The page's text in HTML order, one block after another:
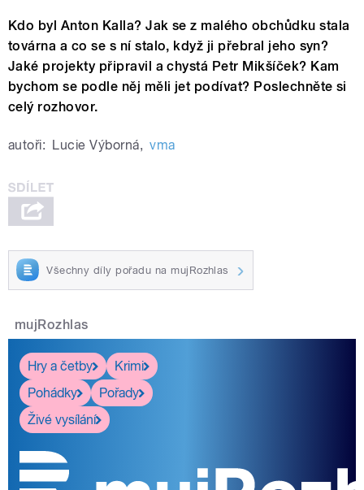
Kdo byl Anton Kalla? Jak se z malého obchůdku stala
továrna a co se s ní stalo, když ji přebral jeho syn?
Jaké projekty připravil a chystá Petr Mikšíček? Kam
bychom se podle něj měli jet podívat? Poslechněte si
celý rozhovor.
autoři: Lucie Výborná, vma
Všechny díly pořadu na mujRozhlas
mujRozhlas
Hry a četby
Krimi
Pohádky
Pořady
Živé vysílání